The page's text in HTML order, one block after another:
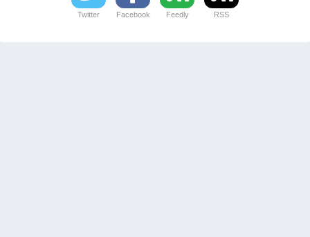
Twitter Facebook Feedly RSS